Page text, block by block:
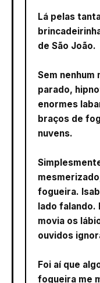
Lá pelas
de São João.
Sem
parado,
enormes
braços de
nuvens.
fogueira.
lado falando.
movia os
ouvidos
Foi aí que
fogueira me